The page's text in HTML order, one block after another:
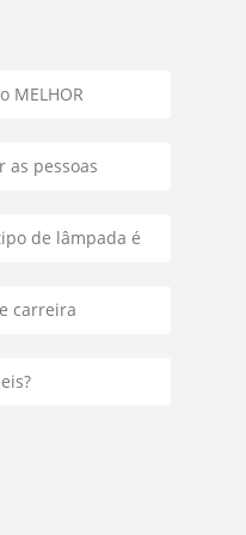
MELHOR
as pessoas
de lâmpada é
carreira